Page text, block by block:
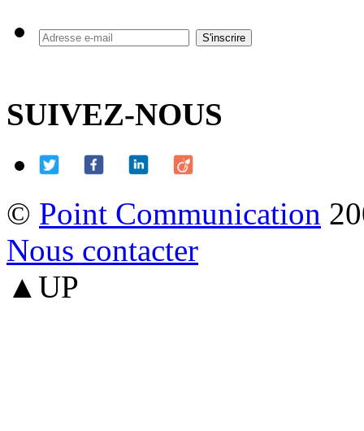
SUIVEZ-NOUS
© Point Communication
Nous contacter
▲UP